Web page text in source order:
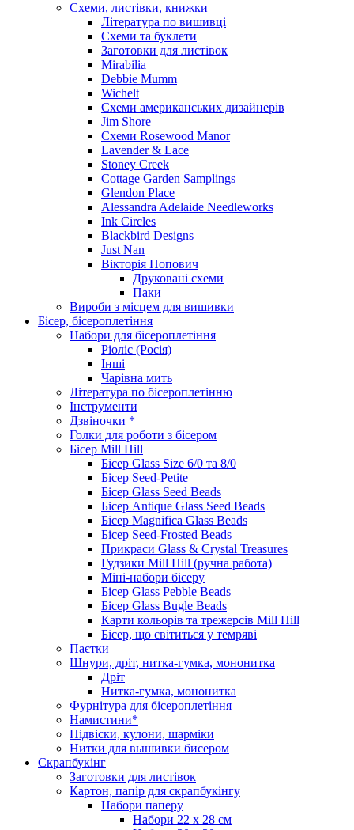
Схеми, листівки, книжки
Література по вишивці
Схеми та буклети
Заготовки для листівок
Mirabilia
Debbie Mumm
Wichelt
Схеми американських дизайнерів
Jim Shore
Cхеми Rosewood Manor
Lavender & Lace
Stoney Creek
Cottage Garden Samplings
Glendon Place
Alessandra Adelaide Needleworks
Ink Circles
Blackbird Designs
Just Nan
Вікторія Попович
Друковані схеми
Паки
Вироби з місцем для вишивки
Бісер, бісероплетіння
Набори для бісероплетіння
Ріоліс (Росія)
Інші
Чарівна мить
Література по бісероплетінню
Інструменти
Дзвіночки *
Голки для роботи з бісером
Бісер Mill Hill
Бісер Glass Size 6/0 та 8/0
Бісер Seed-Petite
Бісер Glass Seed Beads
Бісер Antique Glass Seed Beads
Бісер Magnifica Glass Beads
Бісер Seed-Frosted Beads
Прикраси Glass & Crystal Treasures
Гудзики Mill Hill (ручна работа)
Міні-набори бісеру
Бісер Glass Pebble Beads
Бісер Glass Bugle Beads
Карти кольорів та трежерсів Mill Hill
Бісер, що світиться у темряві
Паєтки
Шнури, дріт, нитка-гумка, мононитка
Дріт
Нитка-гумка, мононитка
Фурнітура для бісероплетіння
Намистини*
Підвіски, кулони, шарміки
Нитки для вышивки бисером
Скрапбукінг
Заготовки для листівок
Картон, папір для скрапбукінгу
Набори паперу
Набори 22 х 28 см